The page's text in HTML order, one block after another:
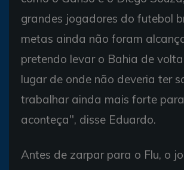
grandes jogadores do futebol
metas ainda não foram
pretendo levar o Bahia de
lugar de onde não deveria ter
trabalhar ainda mais forte
aconteça", disse Eduardo.
Antes de zarpar para o Flu, o